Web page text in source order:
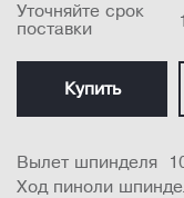
Уточняйте срок
поставки
Купить
Вылет шпинделя
Ход пиноли